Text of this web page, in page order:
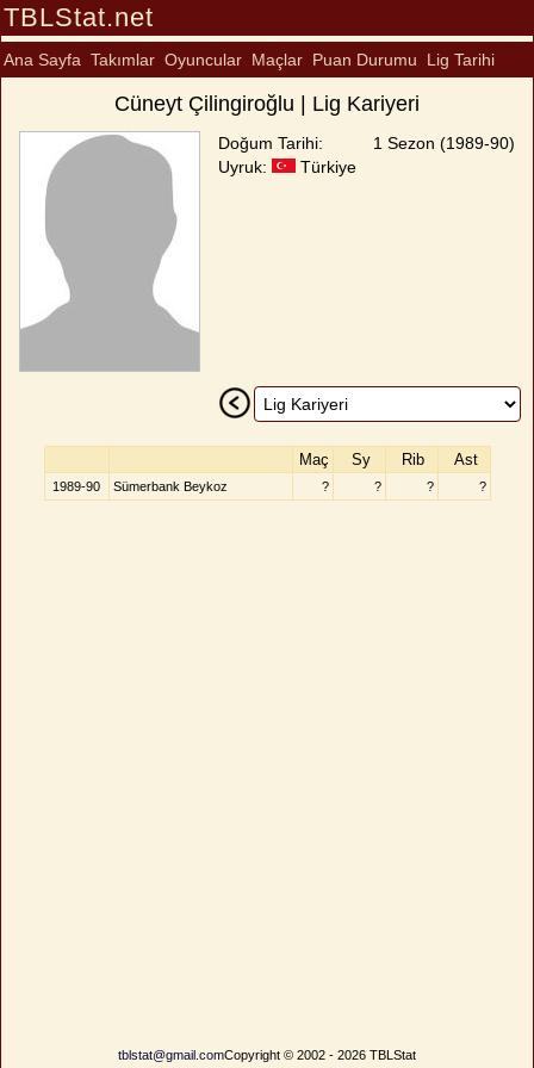
TBLStat.net
Ana Sayfa Takımlar Oyuncular Maçlar Puan Durumu Lig Tarihi
Cüneyt Çilingiroğlu | Lig Kariyeri
Doğum Tarihi:
Uyruk:
Türkiye
1 Sezon (1989-90)
Maç Sy Rib Ast
1989-90 Sümerbank Beykoz ? ? ? ?
tblstat@gmail.comCopyright © 2002 - 2026 TBLStat